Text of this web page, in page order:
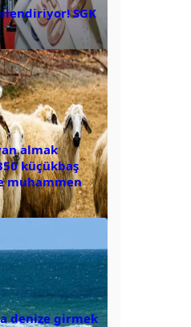
SGK
almak
küçükbaş
muhammen
denize girmek